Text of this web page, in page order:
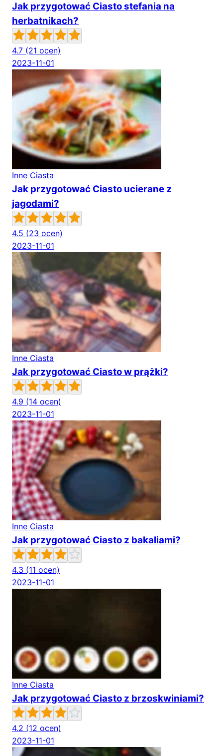
Jak przygotować Ciasto stefania na
herbatnikach?
4.7 (21 ocen)
2023-11-01
Inne Ciasta
Jak przygotować Ciasto ucierane z
jagodami?
4.5 (23 ocen)
2023-11-01
Inne Ciasta
Jak przygotować Ciasto w prążki?
4.9 (14 ocen)
2023-11-01
Inne Ciasta
Jak przygotować Ciasto z bakaliami?
4.3 (11 ocen)
2023-11-01
Inne Ciasta
Jak przygotować Ciasto z brzoskwiniami?
4.2 (12 ocen)
2023-11-01